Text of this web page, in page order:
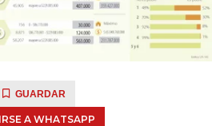
GUARDAR
A WHATSAPP